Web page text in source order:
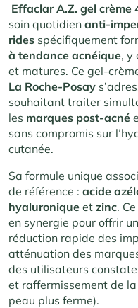
Effaclar A.Z. gel crème
soin quotidien anti-
rides spécifiquement
à tendance acnéique, y
et matures. Ce gel-
La Roche-Posay
souhaitant traiter
les marques post-acné
sans compromis sur
cutanée.
Sa formule unique
de référence : acide
hyaluronique et zinc.
en synergie pour offrir
réduction rapide des
atténuation des
des utilisateurs
et raffermissement de
peau plus ferme).